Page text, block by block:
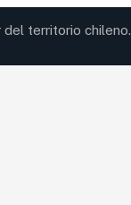
territorio chileno.